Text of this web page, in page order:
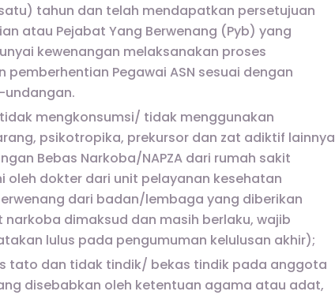
tahun dan telah mendapatkan persetujuan
atau Pejabat Yang Berwenang (Pyb) yang
kewenangan melaksanakan proses
Pegawai ASN sesuai dengan
mengkonsumsi/ tidak menggunakan
psikotropika, prekursor dan zat adiktif lainnya
Bebas Narkoba/NAPZA dari rumah sakit
dokter dari unit pelayanan kesehatan
dari badan/lembaga yang diberikan
dimaksud dan masih berlaku, wajib
lulus pada pengumuman kelulusan akhir);
tato dan tidak tindik/ bekas tindik pada anggota
disebabkan oleh ketentuan agama atau adat,